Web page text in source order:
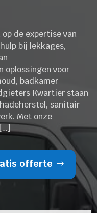
de expertise van
bij lekkages,
oplossingen voor
badkamer
Kwartier staan
sanitair
Met onze
offerte